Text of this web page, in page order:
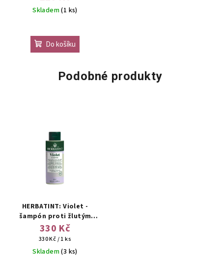
Skladem(1 ks)
Do košíku
Podobné produkty
HERBATINT: Violet -
šampón proti žlutým
tónům
330 Kč
Měrná
cena:
330 Kč / 1 ks
Skladem(3 ks)